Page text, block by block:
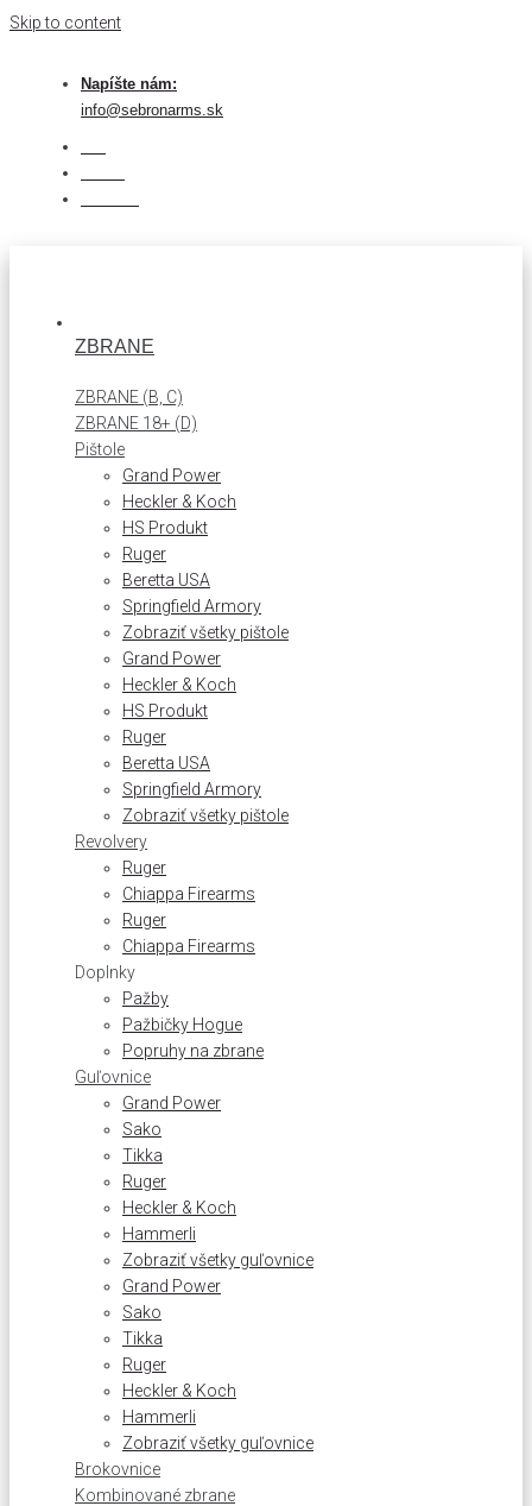
Skip to content
Napíšte nám:
info@sebronarms.sk
ZBRANE
ZBRANE (B, C)
ZBRANE 18+ (D)
Pištole
Grand Power
Heckler & Koch
HS Produkt
Ruger
Beretta USA
Springfield Armory
Zobraziť všetky pištole
Grand Power
Heckler & Koch
HS Produkt
Ruger
Beretta USA
Springfield Armory
Zobraziť všetky pištole
Revolvery
Ruger
Chiappa Firearms
Ruger
Chiappa Firearms
Doplnky
Pažby
Pažbičky Hogue
Popruhy na zbrane
Guľovnice
Grand Power
Sako
Tikka
Ruger
Heckler & Koch
Hammerli
Zobraziť všetky guľovnice
Grand Power
Sako
Tikka
Ruger
Heckler & Koch
Hammerli
Zobraziť všetky guľovnice
Brokovnice
Kombinované zbrane